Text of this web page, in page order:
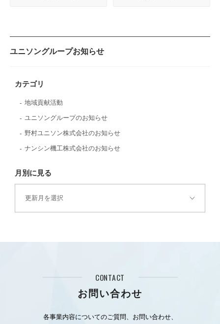
ユニソングループお知らせ
カテゴリ
地域貢献活動
ユニソングループのお知らせ
野村ユニソン株式会社のお知らせ
ナンシン機工株式会社のお知らせ
月別に見る
CONTACT
お問い合わせ
各事業内容についてのご質問、お問い合わせ、